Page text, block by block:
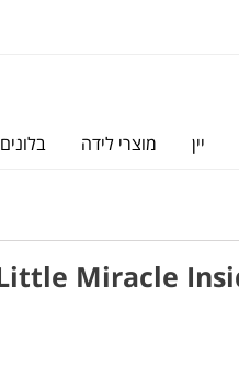
יין מוצרי לידה בלונים